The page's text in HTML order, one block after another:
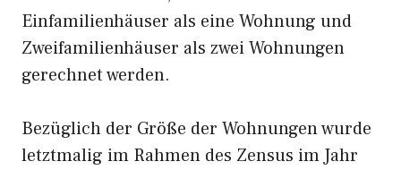
Einfamilienhäuser als eine Wohnung und
Zweifamilienhäuser als zwei Wohnungen
gerechnet werden.
Bezüglich der Größe der Wohnungen wurde
letztmalig im Rahmen des Zensus im Jahr